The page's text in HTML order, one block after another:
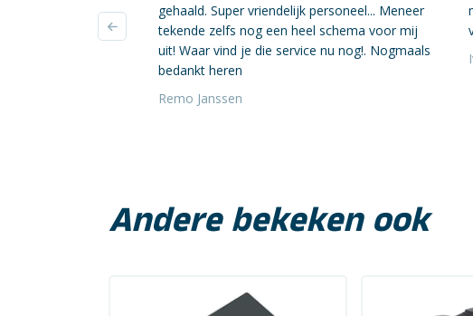
gehaald. Super vriendelijk personeel... Meneer
tekende zelfs nog een heel schema voor mij
uit! Waar vind je die service nu nog!. Nogmaals
bedankt heren
Remo Janssen
Andere bekeken ook